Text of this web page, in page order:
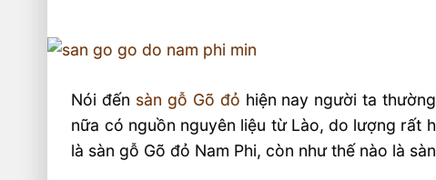
Nói đến sàn gỗ Gõ đỏ hiện nay người ta
nữa có nguồn nguyên liệu từ Lào, do lượng rất
là sàn gỗ Gõ đỏ Nam Phi, còn như thế nào là